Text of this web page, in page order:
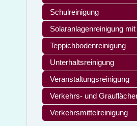
Schulreinigung
Solaranlagenreinigung
Teppichbodenreinigung
Unterhaltsreinigung
Veranstaltungsreinigung
Verkehrs- und
Verkehrsmittelreinigung